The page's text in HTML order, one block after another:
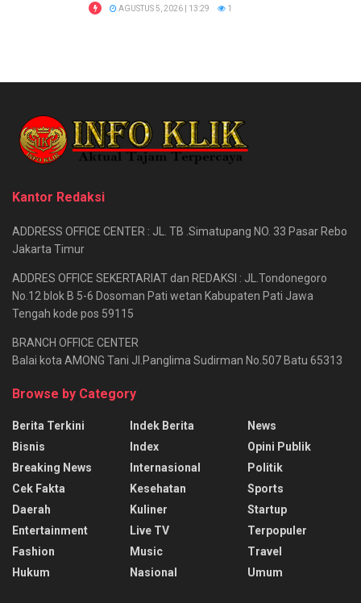
AGUSTUS 5, 2026 | 13:29 1
Kantor Redaksi
ADDRESS OFFICE CENTER : JL. TB .Simatupang NO. 33 Pasar Rebo
Jakarta Timur
ADDRES OFFICE SEKERTARIAT dan REDAKSI : JL.Tondonegoro
No.12 blok B 5-6 Dosoman Pati wetan Kabupaten Pati Jawa
Tengah kode pos 59115
BRANCH OFFICE CENTER
Balai kota AMONG Tani Jl.Panglima Sudirman No.507 Batu 65313
Browse by Category
Berita Terkini
Bisnis
Breaking News
Cek Fakta
Daerah
Entertainment
Fashion
Hukum
Indek Berita
Index
Internasional
Kesehatan
Kuliner
Live TV
Music
Nasional
News
Opini Publik
Politik
Sports
Startup
Terpopuler
Travel
Umum